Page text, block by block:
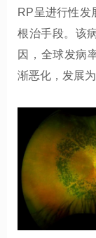
RP呈进行性发
根治手段。该
因，全球发病
渐恶化，发展为